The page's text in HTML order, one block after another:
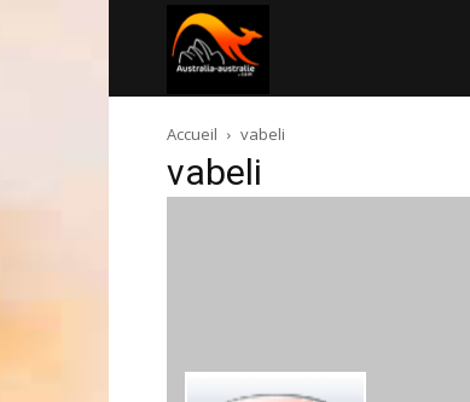
australie.com
Accueil vabeli
vabeli